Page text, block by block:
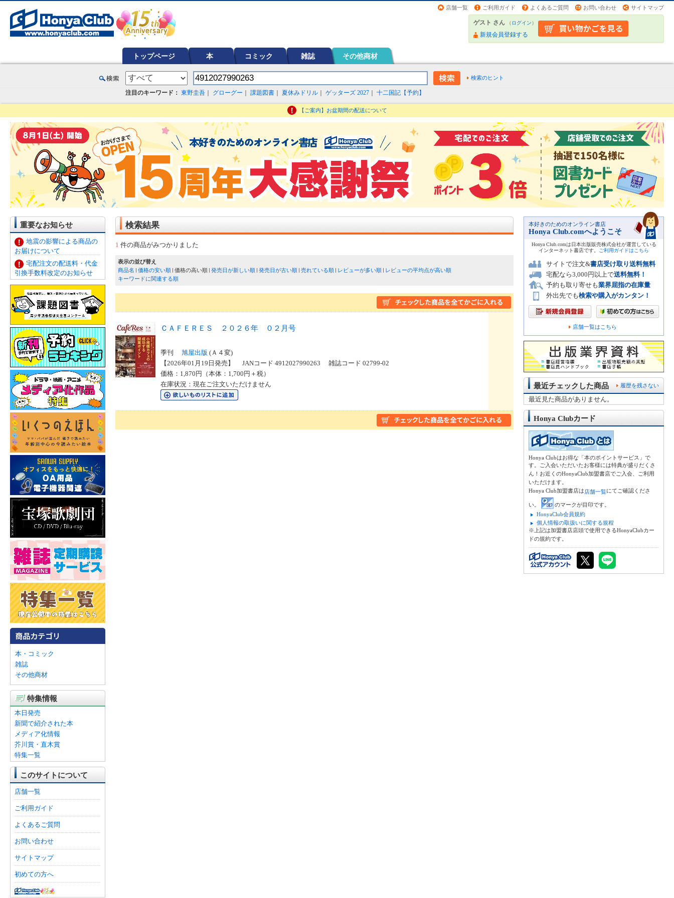
店舗一覧 ご利用ガイド よくあるご質問 お問い合わせ サイトマップ
ゲスト さん （ログイン）
新規会員登録する
トップページ 本 コミック 雑誌 その他商材
検索のヒント
注目のキーワード： 東野圭吾 グローグー 課題図書 夏休みドリル ゲッターズ 2027 十二国記【予約】
【ご案内】お盆期間の配送について
重要なお知らせ
地震の影響による商品の
お届けについて
宅配注文の配送料・代金
引換手数料改定のお知らせ
本・コミック
雑誌
その他商材
特集情報
本日発売
新聞で紹介された本
メディア化情報
芥川賞・直木賞
特集一覧
このサイトについて
店舗一覧
ご利用ガイド
よくあるご質問
お問い合わせ
サイトマップ
初めての方へ
検索結果
1 件の商品がみつかりました
表示の並び替え
商品名
価格の安い順 価格の高い順 発売日が新しい順 発売日が古い順 売れている順 レビューが多い順
レビューの平均点が高い順
キーワードに関連する順
ＣＡＦＥＲＥＳ ２０２６年 ０２月号
季刊 旭屋出版 (Ａ４変)
【2026年01月19日発売】 JANコード 4912027990263 雑誌コード 02799-02
価格：1,870円（本体：1,700円＋税）
在庫状況：現在ご注文いただけません
本好きのためのオンライン書店
Honya Club.comへようこそ
Honya Club.comは日本出版販売株式会社が運営している
インターネット書店です。
ご利用ガイドはこちら
サイトで注文&書店受け取り送料無料
宅配なら3,000円以上で送料無料！
予約も取り寄せも業界屈指の在庫量
外出先でも検索や購入がカンタン！
店舗一覧はこちら
履歴を残さない
最近チェックした商品
最近見た商品がありません。
Honya Clubカード
Honya Clubはお得な「本のポイントサービス」で
す。ご入会いただいたお客様には特典が盛りだくさ
ん！お近くのHonyaClub加盟書店でご入会、ご利用
いただけます。
Honya Club加盟書店は店舗一覧にてご確認くださ
い。
のマークが目印です。
HonyaClub会員規約
個人情報の取扱いに関する規程
※上記は加盟書店店頭で使用できるHonyaClubカー
ドの規約です。